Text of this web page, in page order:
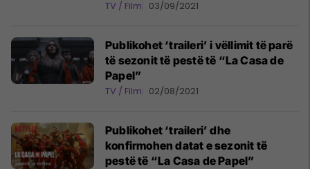
TV / Film 03/09/2021
Publikohet ‘traileri’ i vëllimit të parë
të sezonit të pestë të “La Casa de
Papel”
TV / Film 02/08/2021
Publikohet ‘traileri’ dhe
konfirmohen datat e sezonit të
pestë të “La Casa de Papel”